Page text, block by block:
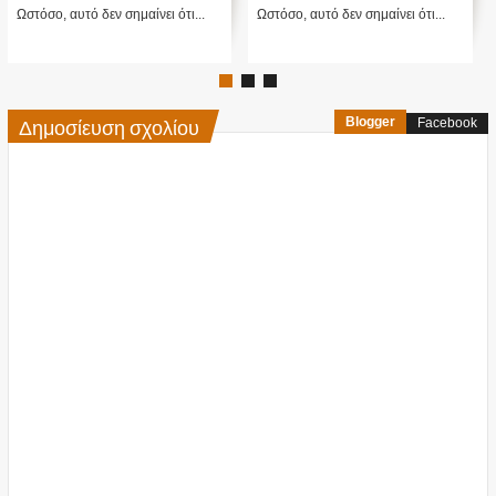
αυτό δεν σημαίνει ότι...
Ωστόσο, αυτό δεν σημαίνει ότι...
Ωστόσο,
Δημοσίευση σχολίου Blogger Facebook